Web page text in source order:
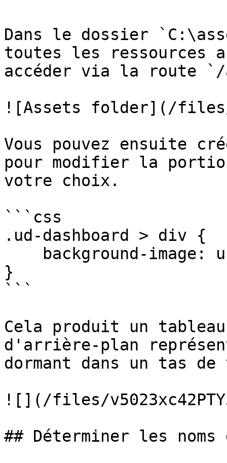
Dans le dossier
toutes les ressources
accéder via la route
![Assets folder](/files/
Vous pouvez ensuite
pour modifier la
votre choix.
```css
.ud-dashboard > div {
}
```
Cela produit un
d'arrière-plan
dormant dans un tas
![](/files/
## Déterminer les